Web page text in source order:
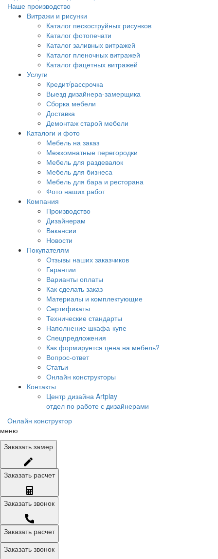
Наше производство
Витражи и рисунки
Каталог пескоструйных рисунков
Каталог фотопечати
Каталог заливных витражей
Каталог пленочных витражей
Каталог фацетных витражей
Услуги
Кредит/рассрочка
Выезд дизайнера-замерщика
Сборка мебели
Доставка
Демонтаж старой мебели
Каталоги и фото
Мебель на заказ
Межкомнатные перегородки
Мебель для раздевалок
Мебель для бизнеса
Мебель для бара и ресторана
Фото наших работ
Компания
Производство
Дизайнерам
Вакансии
Новости
Покупателям
Отзывы наших заказчиков
Гарантии
Варианты оплаты
Как сделать заказ
Материалы и комплектующие
Сертификаты
Технические стандарты
Наполнение шкафа-купе
Спецпредложения
Как формируется цена на мебель?
Вопрос-ответ
Статьи
Онлайн конструкторы
Контакты
Центр дизайна Artplay
отдел по работе с дизайнерами
Онлайн конструктор
меню
Заказать замер
Заказать расчет
Заказать звонок
Заказать расчет
Заказать звонок